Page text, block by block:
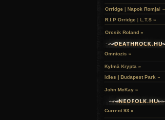
Orridge | Napok Romjai »
R.I.P Orridge | L.T.S »
Orcsik Roland »
Omniozis »
Kylmä Krypta »
Idles | Budapest Park »
John McKay »
Current 93 »